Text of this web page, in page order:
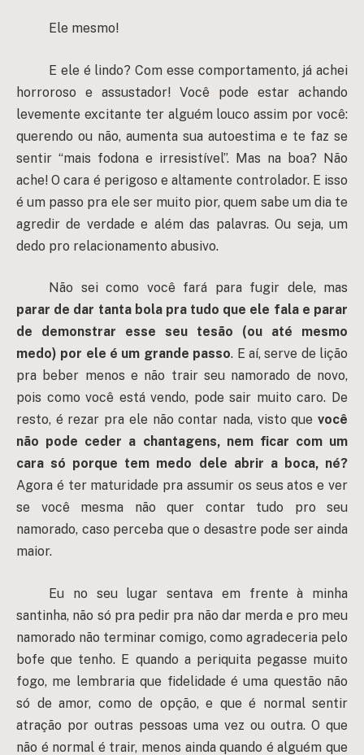
Ele mesmo!
E ele é lindo? Com esse comportamento, já achei
horroroso e assustador! Você pode estar achando
levemente excitante ter alguém louco assim por você:
querendo ou não, aumenta sua autoestima e te faz se
sentir “mais fodona e irresistível”. Mas na boa? Não
ache! O cara é perigoso e altamente controlador. E isso
é um passo pra ele ser muito pior, quem sabe um dia te
agredir de verdade e além das palavras. Ou seja, um
dedo pro relacionamento abusivo.
Não sei como você fará para fugir dele, mas
parar de dar tanta bola pra tudo que ele fala e parar
de demonstrar esse seu tesão (ou até mesmo
medo) por ele é um grande passo. E aí, serve de lição
pra beber menos e não trair seu namorado de novo,
pois como você está vendo, pode sair muito caro. De
resto, é rezar pra ele não contar nada, visto que você
não pode ceder a chantagens, nem ficar com um
cara só porque tem medo dele abrir a boca, né?
Agora é ter maturidade pra assumir os seus atos e ver
se você mesma não quer contar tudo pro seu
namorado, caso perceba que o desastre pode ser ainda
maior.
Eu no seu lugar sentava em frente à minha
santinha, não só pra pedir pra não dar merda e pro meu
namorado não terminar comigo, como agradeceria pelo
bofe que tenho. E quando a periquita pegasse muito
fogo, me lembraria que fidelidade é uma questão não
só de amor, como de opção, e que é normal sentir
atração por outras pessoas uma vez ou outra. O que
não é normal é trair, menos ainda quando é alguém que